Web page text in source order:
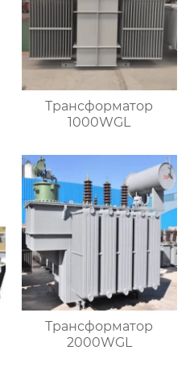
Трансформатор
1000WGL
Трансформатор
2000WGL